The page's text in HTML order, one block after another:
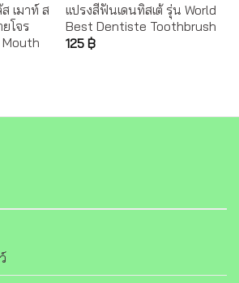
เมาท์ ส
โจร
Mouth
แปรงสีฟันเดนทิสเต้ รุ่น World
Best Dentiste Toothbrush
125 ฿